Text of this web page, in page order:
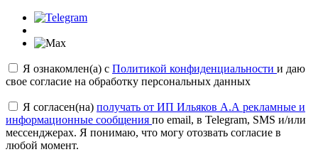
Я ознакомлен(а) с Политикой конфиденциальности и даю
свое согласие на обработку персональных данных
Я согласен(на) получать от ИП Ильяков А.А рекламные и
информационные сообщения по email, в Telegram, SMS и/или
мессенджерах. Я понимаю, что могу отозвать согласие в
любой момент.